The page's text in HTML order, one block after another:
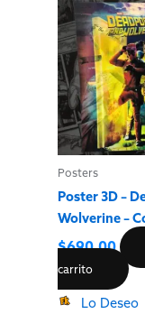
Posters
Poster 3D –
Wolverine –
$690.00
carrito
Lo Deseo